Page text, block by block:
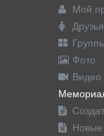
Мой
Друзья
Фото
Видео
Новые